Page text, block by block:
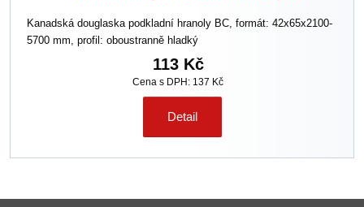
Kanadská douglaska podkladní hranoly BC, formát: 42x65x2100-
5700 mm, profil: oboustranně hladký
113 Kč
Cena s DPH: 137 Kč
Detail